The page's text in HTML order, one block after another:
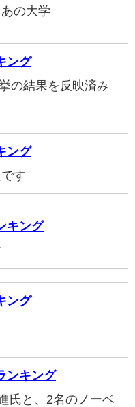
の大学
ング
の結果を反映済み
ング
す
キング
ング
ンキング
氏と、2名のノーベ